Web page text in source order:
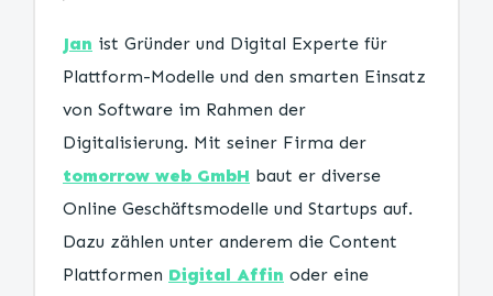
Jan ist Gründer und Digital Experte für
Plattform-Modelle und den smarten Einsatz
von Software im Rahmen der
Digitalisierung. Mit seiner Firma der
tomorrow web GmbH baut er diverse
Online Geschäftsmodelle und Startups auf.
Dazu zählen unter anderem die Content
Plattformen Digital Affin oder eine